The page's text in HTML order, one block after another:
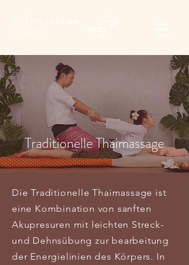
Traditionelle Thaimassage
Die Traditionelle Thaimassage ist
eine Kombination von sanften
Akupresuren mit leichten Streck-
und Dehnsübung zur bearbeitung
der Energielinien des Körpers. In